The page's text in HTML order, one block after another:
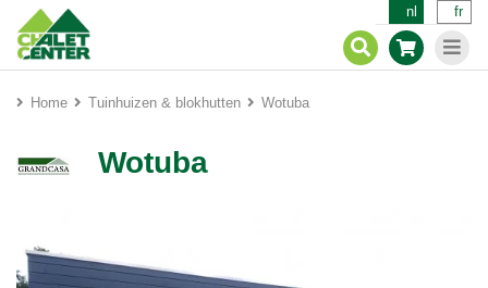
nl fr
Home Tuinhuizen & blokhutten Wotuba
Wotuba